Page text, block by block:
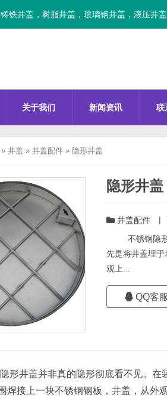
铁井盖，树脂井盖，玻璃钢井盖，液压井
关于我们 新闻资讯 联
» 井盖 » 井盖配件 » 隐形井盖
隐形井盖
井盖配件 |
不锈钢隐形井
先是将井盖埋
观上...
QQ客服
井盖并非真的隐形彻底看不见。在
焊接上一块不锈钢钢板，井盖，从外